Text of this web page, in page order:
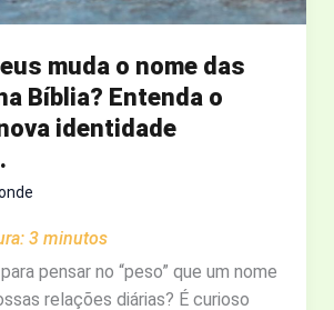
muda o nome das
Bíblia? Entenda o
identidade
3 minutos
pensar no “peso” que um nome
relações diárias? É curioso